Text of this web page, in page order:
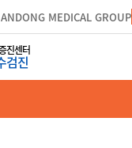
ANDONG MEDICAL GROUP
건강증진센터
특수검진